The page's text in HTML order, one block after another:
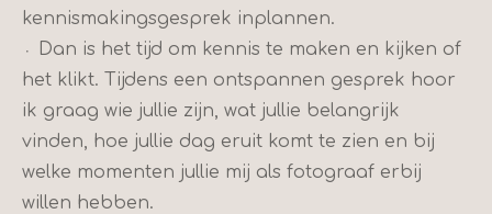
kennismakingsgesprek inplannen.
᭼
Dan is het tijd om kennis te maken en kijken of
het klikt. Tijdens een ontspannen gesprek hoor
ik graag wie jullie zijn, wat jullie belangrijk
vinden, hoe jullie dag eruit komt te zien en bij
welke momenten jullie mij als fotograaf erbij
willen hebben.